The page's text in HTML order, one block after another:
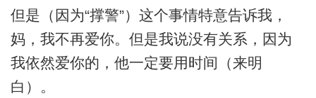
但是（因为“撑警”）这个事情特意告诉我，
妈，我不再爱你。但是我说没有关系，因为
我依然爱你的，他一定要用时间（来明
白）。